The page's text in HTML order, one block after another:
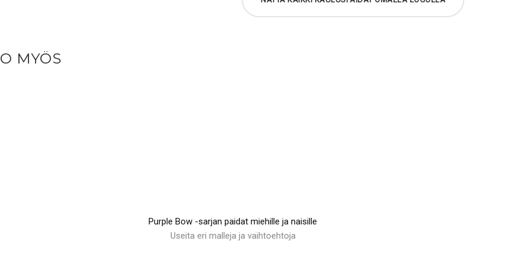
MYÖS
Purple Bow -sarjan paidat miehille ja naisille
Useita eri malleja ja vaihtoehtoja